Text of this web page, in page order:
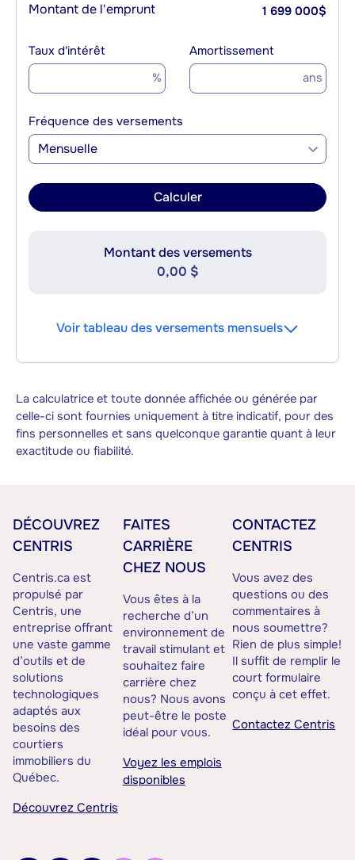
Montant de l'emprunt 1 699 000$
Taux d'intérêt
%
Amortissement
ans
Fréquence des versements
Mensuelle
Calculer
Montant des versements
0,00 $
Voir tableau des versements mensuels
La calculatrice et toute donnée affichée ou générée par
celle-ci sont fournies uniquement à titre indicatif, pour des
fins personnelles et sans quelconque garantie quant à leur
exactitude ou fiabilité.
DÉCOUVREZ
CENTRIS
Centris.ca est
propulsé par
Centris, une
entreprise offrant
une vaste gamme
d’outils et de
solutions
technologiques
adaptés aux
besoins des
courtiers
immobiliers du
Québec.
Découvrez Centris
FAITES
CARRIÈRE
CHEZ NOUS
Vous êtes à la
recherche d’un
environnement de
travail stimulant et
souhaitez faire
carrière chez
nous? Nous avons
peut-être le poste
idéal pour vous.
Voyez les emplois
disponibles
CONTACTEZ
CENTRIS
Vous avez des
questions ou des
commentaires à
nous soumettre?
Rien de plus simple!
Il suffit de remplir le
court formulaire
conçu à cet effet.
Contactez Centris